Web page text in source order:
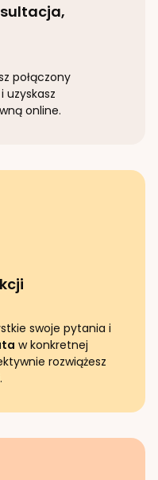
połączony
i uzyskasz
online.
swoje pytania i
w konkretnej
rozwiążesz